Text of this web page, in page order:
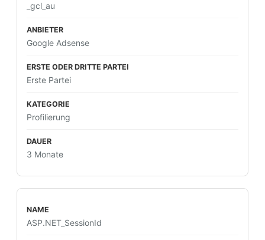
_gcl_au
Google Adsense
Erste Partei
Profilierung
3 Monate
ASP.NET_SessionId